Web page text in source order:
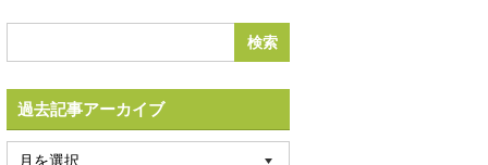
過去記事アーカイブ